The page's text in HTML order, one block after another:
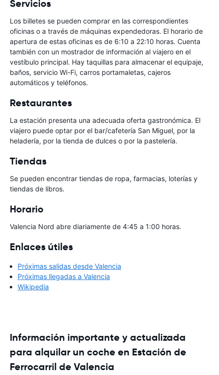
Servicios
Los billetes se pueden comprar en las correspondientes
oficinas o a través de máquinas expendedoras. El horario de
apertura de estas oficinas es de 6:10 a 22:10 horas. Cuenta
también con un mostrador de información al viajero en el
vestíbulo principal. Hay taquillas para almacenar el equipaje,
baños, servicio Wi-Fi, carros portamaletas, cajeros
automáticos y teléfonos.
Restaurantes
La estación presenta una adecuada oferta gastronómica. El
viajero puede optar por el bar/cafetería San Miguel, por la
heladería, por la tienda de dulces o por la pastelería.
Tiendas
Se pueden encontrar tiendas de ropa, farmacias, loterías y
tiendas de libros.
Horario
Valencia Nord abre diariamente de 4:45 a 1:00 horas.
Enlaces útiles
Próximas salidas desde Valencia
Próximas llegadas a Valencia
Wikipedia
Información importante y actualizada
para alquilar un coche en Estación de
Ferrocarril de Valencia